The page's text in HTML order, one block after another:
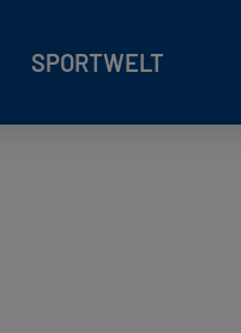
SPORTWELT